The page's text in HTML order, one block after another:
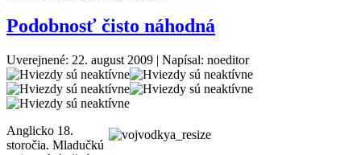
Podobnosť čisto náhodná
Uverejnené: 22. august 2009 | Napísal: noeditor
Anglicko 18.
storočia. Mladučkú